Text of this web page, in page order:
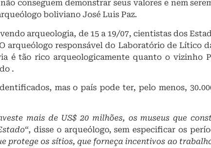
conseguem demonstrar seus valores e nem
boliviano José Luis Paz.
arqueologia, de 15 a 19/07, cientistas dos
arqueólogo responsável do Laboratório de Lítico
é tão rico arqueologicamente quanto o vizinho
.
mas o país pode ter, pelo menos,
mais de US$ 20 milhões, os museus que
“, disse o arqueólogo, sem especificar os
protege os sítios, que forneça incentivos ao